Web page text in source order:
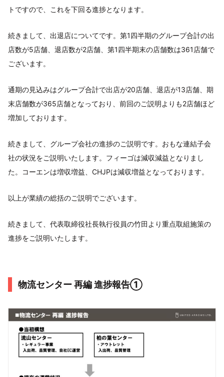
トですので、これを下回る進捗となります。
続きまして、出退店についてです。第1四半期のグループ合計の出
店数が5店舗、退店数が2店舗、第1四半期末の店舗数は361店舗で
ございます。
通期の見込みはグループ合計で出店が20店舗、退店が13店舗、期
末店舗数が365店舗となっており、前回のご説明よりも2店舗ほど
増加しております。
続きまして、グループ会社の進捗のご説明です。おもな連結子会
社の状況をご説明いたします。フィーゴは減収減益となりまし
た。コーエンは増収増益、CHJPは減収増益となっております。
以上が業績の総括のご説明でございます。
続きまして、代表取締役社長執行役員の竹田より重点取組施策の
進捗をご説明いたします。
物流センター 再編 進捗報告①